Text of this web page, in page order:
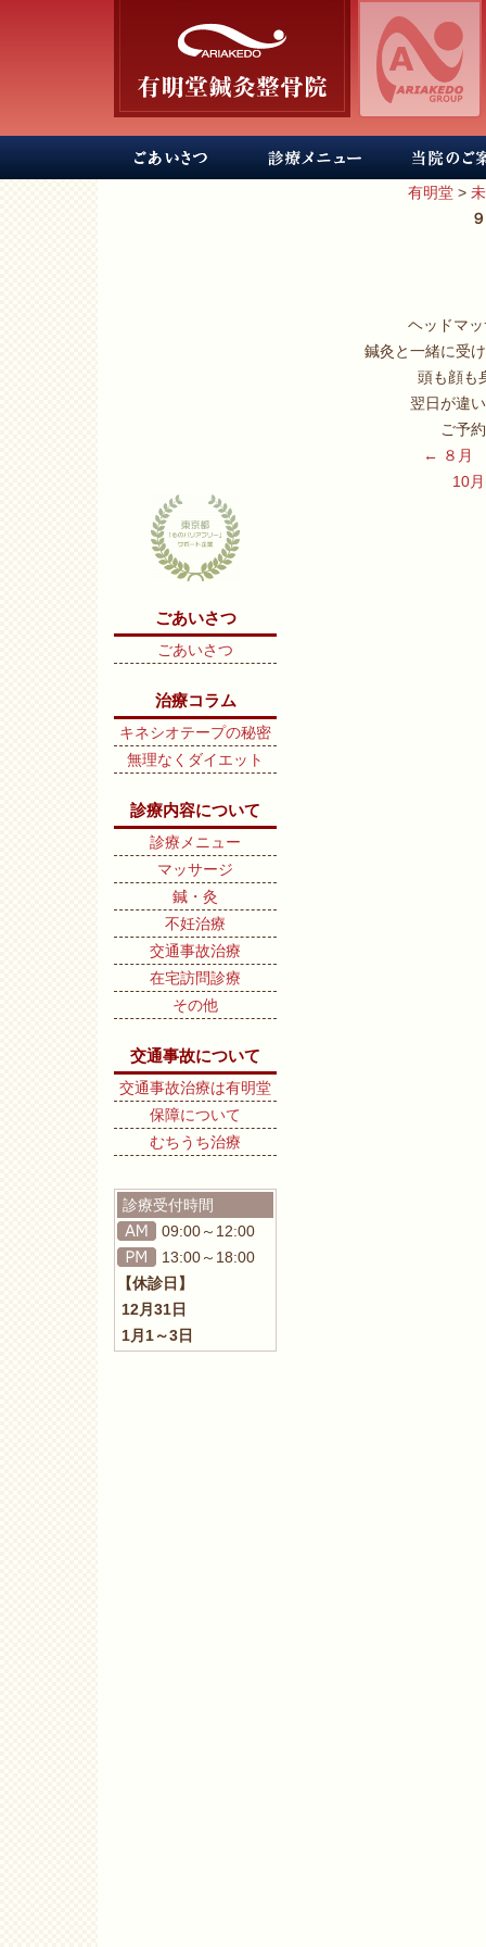
有明堂 >
ヘッドマ
鍼灸と一緒に受
頭も顔も
翌日が違
ご予
← ８月
10
ごあいさつ
ごあいさつ
治療コラム
キネシオテープの秘密
無理なくダイエット
診療内容について
診療メニュー
マッサージ
鍼・灸
不妊治療
交通事故治療
在宅訪問診療
その他
交通事故について
交通事故治療は有明堂
保障について
むちうち治療
診療受付時間
09:00～12:00
13:00～18:00
【休診日】
12月31日
1月1～3日